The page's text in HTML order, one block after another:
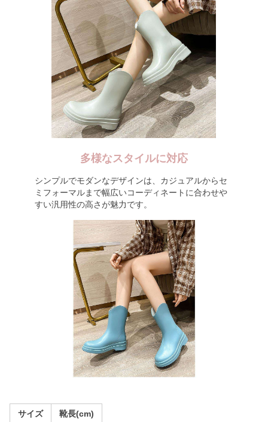
多様なスタイルに対応
シンプルでモダンなデザインは、カジュアルからセ
ミフォーマルまで幅広いコーディネートに合わせや
すい汎用性の高さが魅力です。
サイズ 靴長(cm)